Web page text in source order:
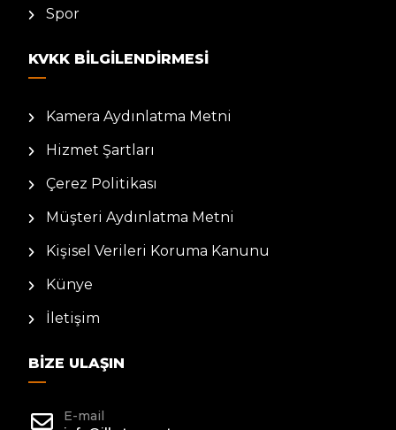
Spor
KVKK BILGILENDIRMESI
Kamera Aydınlatma Metni
Hizmet Şartları
Çerez Politikası
Müşteri Aydınlatma Metni
Kişisel Verileri Koruma Kanunu
Künye
İletişim
BIZE ULAŞIN
E-mail